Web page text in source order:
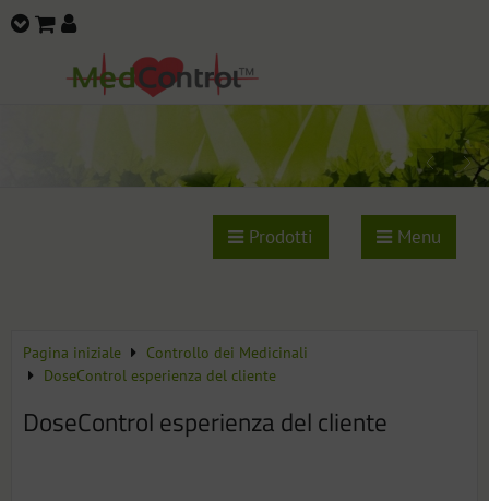
Prodotti Menu
Pagina iniziale
Controllo dei Medicinali
DoseControl esperienza del cliente
DoseControl esperienza del cliente